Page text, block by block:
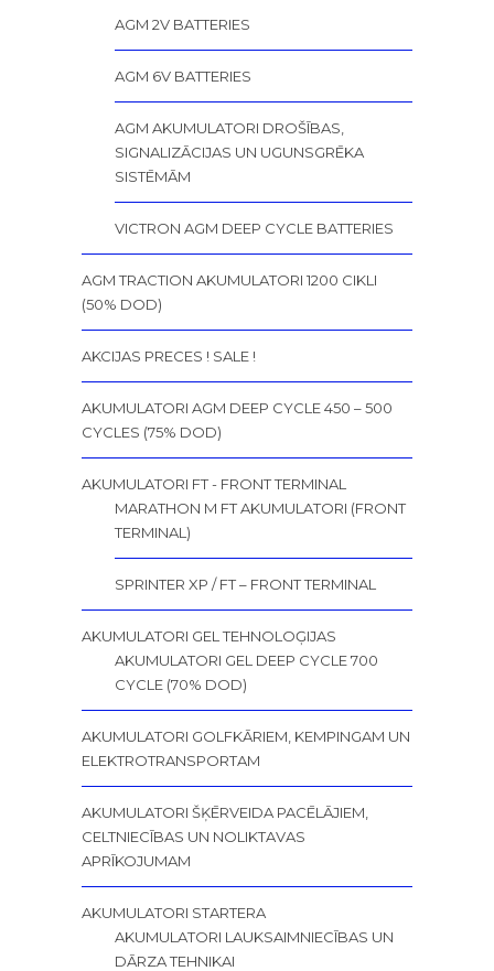
AGM 2V BATTERIES
AGM 6V BATTERIES
AGM AKUMULATORI DROŠĪBAS,
SIGNALIZĀCIJAS UN UGUNSGRĒKA
SISTĒMĀM
VICTRON AGM DEEP CYCLE BATTERIES
AGM TRACTION AKUMULATORI 1200 CIKLI
(50% DOD)
AKCIJAS PRECES ! SALE !
AKUMULATORI AGM DEEP CYCLE 450 – 500
CYCLES (75% DOD)
AKUMULATORI FT - FRONT TERMINAL
MARATHON M FT AKUMULATORI (FRONT
TERMINAL)
SPRINTER XP / FT – FRONT TERMINAL
AKUMULATORI GEL TEHNOLOĢIJAS
AKUMULATORI GEL DEEP CYCLE 700
CYCLE (70% DOD)
AKUMULATORI GOLFKĀRIEM, KEMPINGAM UN
ELEKTROTRANSPORTAM
AKUMULATORI ŠĶĒRVEIDA PACĒLĀJIEM,
CELTNIECĪBAS UN NOLIKTAVAS
APRĪKOJUMAM
AKUMULATORI STARTERA
AKUMULATORI LAUKSAIMNIECĪBAS UN
DĀRZA TEHNIKAI